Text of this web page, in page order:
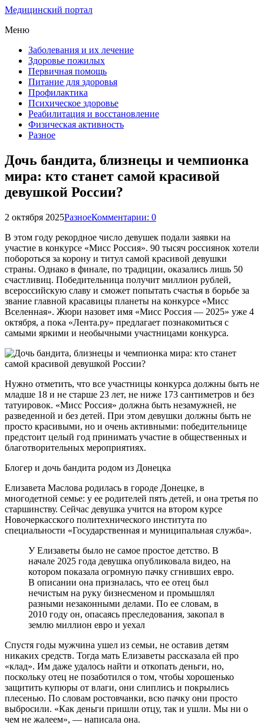
Медицинский портал
Меню
Заболевания и их лечение
Здоровье пожилых
Первичная помощь
Питание для здоровья
Профилактика
Психическое здоровье
Реабилитация и восстановление
Физическая активность
Разное
Дочь бандита, близнецы и чемпионка
мира: кто станет самой красивой
девушкой России?
2 октября 2025РазноеКомментарии: 0
В этом году рекордное число девушек подали заявки на
участие в конкурсе «Мисс Россия». 90 тысяч россиянок хотели
побороться за корону и титул самой красивой девушки
страны. Однако в финале, по традиции, оказались лишь 50
счастливиц. Победительница получит миллион рублей,
всероссийскую славу и сможет попытать счастья в борьбе за
звание главной красавицы планеты на конкурсе «Мисс
Вселенная». Жюри назовет имя «Мисс Россия — 2025» уже 4
октября, а пока «Лента.ру» предлагает познакомиться с
самыми яркими и необычными участницами конкурса.
Нужно отметить, что все участницы конкурса должны быть не
младше 18 и не старше 23 лет, не ниже 173 сантиметров и без
татуировок. «Мисс Россия» должна быть незамужней, не
разведенной и без детей. При этом девушки должны быть не
просто красивыми, но и очень активными: победительнице
предстоит целый год принимать участие в общественных и
благотворительных мероприятиях.
Блогер и дочь бандита родом из Донецка
Елизавета Маслова родилась в городе Донецке, в
многодетной семье: у ее родителей пять детей, и она третья по
старшинству. Сейчас девушка учится на втором курсе
Новочеркасского политехнического института по
специальности «Государственная и муниципальная служба».
У Елизаветы было не самое простое детство. В
начале 2025 года девушка опубликовала видео, на
котором показала огромную пачку сгнивших евро.
В описании она призналась, что ее отец был
нечистым на руку бизнесменом и промышлял
разными незаконными делами. По ее словам, в
2010 году он, опасаясь преследования, закопал в
землю миллион евро и уехал
Спустя годы мужчина ушел из семьи, не оставив детям
никаких средств. Тогда мать Елизаветы рассказала ей про
«клад». Им даже удалось найти и откопать деньги, но,
поскольку отец не позаботился о том, чтобы хорошенько
защитить купюры от влаги, они слиплись и покрылись
плесенью. По словам ростовчанки, всю пачку они просто
выбросили. «Как деньги пришли отцу, так и ушли. Мы ни о
чем не жалеем», — написала она.